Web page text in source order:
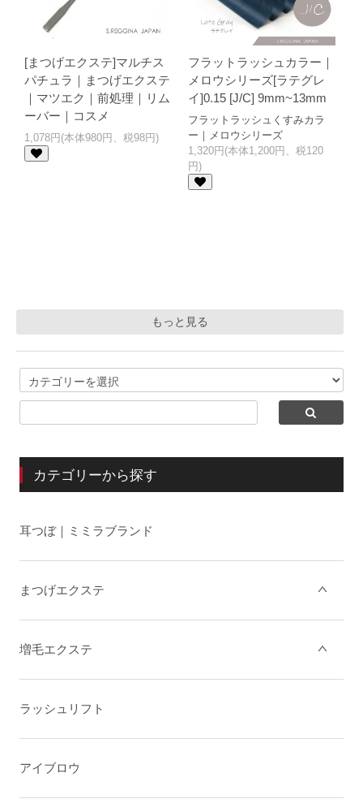
[まつげエクステ]マルチス
パチュラ｜まつげエクステ
｜マツエク｜前処理｜リム
ーバー｜コスメ
1,078円(本体980円、税98円)
フラットラッシュカラー｜
メロウシリーズ[ラテグレ
イ]0.15 [J/C] 9mm~13mm
フラットラッシュくすみカラ
ー｜メロウシリーズ
1,320円(本体1,200円、税120
円)
もっと見る
カテゴリーから探す
耳つぼ｜ミミラブランド
まつげエクステ
増毛エクステ
ラッシュリフト
アイブロウ